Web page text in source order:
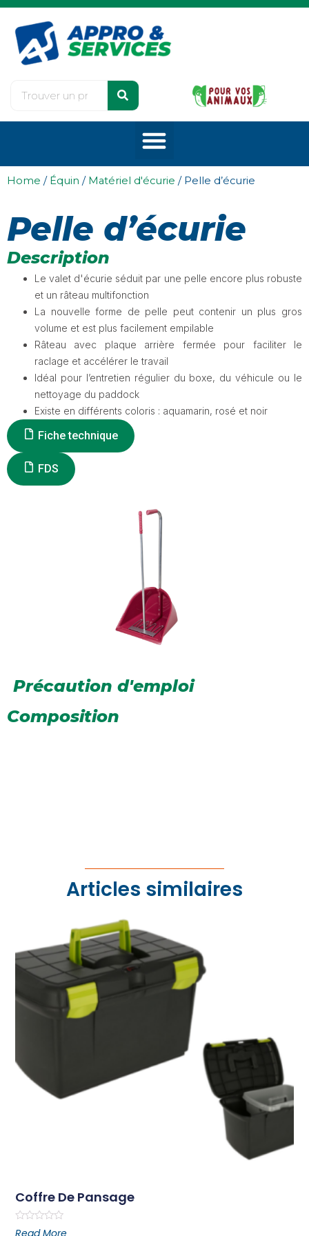
Home / Équin / Matériel d'écurie / Pelle d’écurie
Pelle d’écurie
Description
Le valet d'écurie séduit par une pelle encore plus robuste
et un râteau multifonction
La nouvelle forme de pelle peut contenir un plus gros
volume et est plus facilement empilable
Râteau avec plaque arrière fermée pour faciliter le
raclage et accélérer le travail
Idéal pour l’entretien régulier du boxe, du véhicule ou le
nettoyage du paddock
Existe en différents coloris : aquamarin, rosé et noir
Fiche technique
FDS
Précaution d'emploi
Composition
Articles similaires
Coffre De Pansage
Rated
Read More